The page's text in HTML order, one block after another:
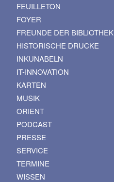
FEUILLETON
FOYER
FREUNDE DER BIBLIOTHEK
HISTORISCHE DRUCKE
INKUNABELN
IT-INNOVATION
KARTEN
MUSIK
ORIENT
PODCAST
PRESSE
SERVICE
TERMINE
WISSEN